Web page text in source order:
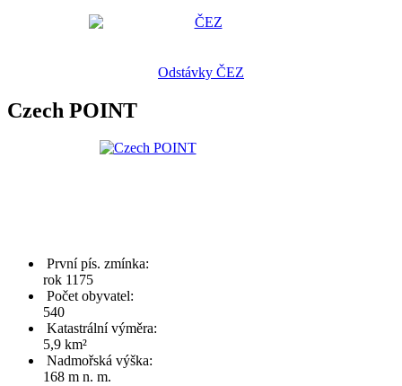
Odstávky ČEZ
Czech POINT
První pís. zmínka:
rok 1175
Počet obyvatel:
540
Katastrální výměra:
5,9 km²
Nadmořská výška:
168 m n. m.